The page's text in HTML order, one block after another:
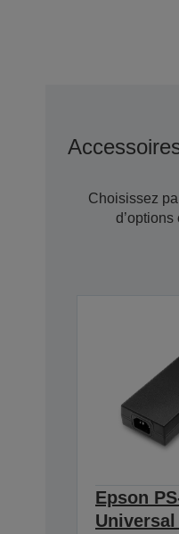
Choisissez
d’options
Epson